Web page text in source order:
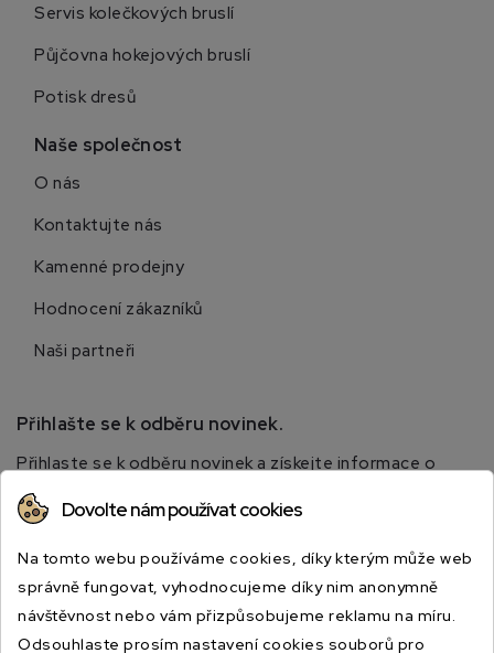
Servis kolečkových bruslí
Půjčovna hokejových bruslí
Potisk dresů
Naše společnost
O nás
Kontaktujte nás
Kamenné prodejny
Hodnocení zákazníků
Naši partneři
Přihlašte se k odběru novinek.
Přihlaste se k odběru novinek a získejte informace o
speciálních slevách.
Dovolte nám používat cookies
Na tomto webu používáme cookies, díky kterým může web
správně fungovat, vyhodnocujeme díky nim anonymně
návštěvnost nebo vám přizpůsobujeme reklamu na míru.
Odsouhlaste prosím nastavení cookies souborů pro